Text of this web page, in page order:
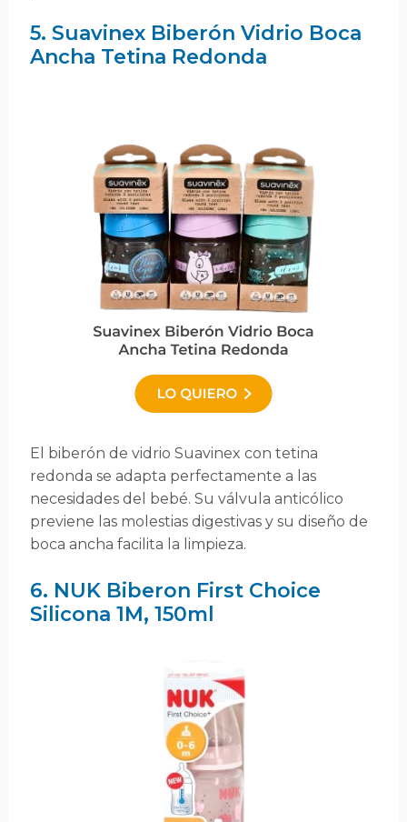
5. Suavinex Biberón Vidrio Boca
Ancha Tetina Redonda
El biberón de vidrio Suavinex con tetina
redonda se adapta perfectamente a las
necesidades del bebé. Su válvula anticólico
previene las molestias digestivas y su diseño de
boca ancha facilita la limpieza.
6. NUK Biberon First Choice
Silicona 1M, 150ml